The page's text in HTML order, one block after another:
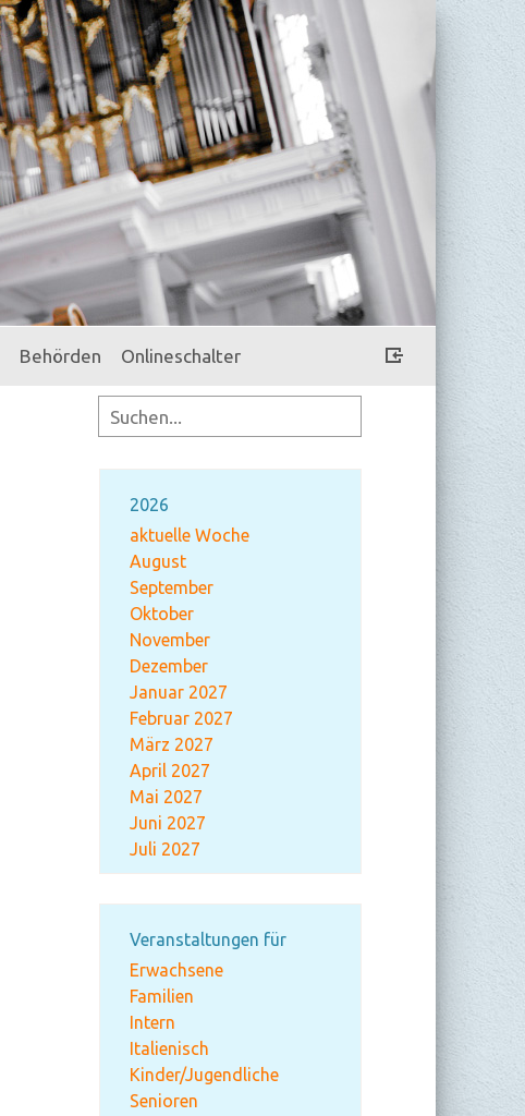
Behörden Onlineschalter
2026
aktuelle Woche
August
September
Oktober
November
Dezember
Januar 2027
Februar 2027
März 2027
April 2027
Mai 2027
Juni 2027
Juli 2027
Veranstaltungen für
Erwachsene
Familien
Intern
Italienisch
Kinder/Jugendliche
Senioren